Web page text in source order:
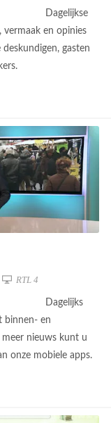
Dagelijkse
vermaak en opinies
gasten
RTL 4
Dagelijks
binnen- en
nieuws kunt u
onze mobiele apps.